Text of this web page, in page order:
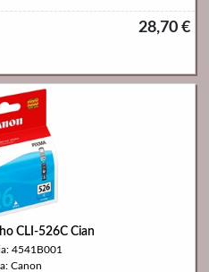
28,70 €
CLI-526C Cian
4541B001
Canon